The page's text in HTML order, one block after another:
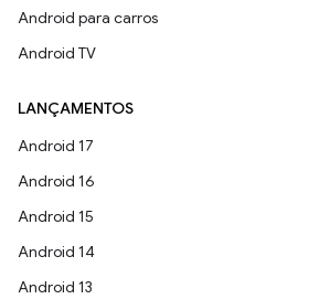
Android para carros
Android TV
LANÇAMENTOS
Android 17
Android 16
Android 15
Android 14
Android 13